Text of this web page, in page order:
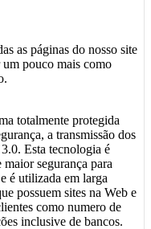
as páginas do nosso site
um pouco mais como
totalmente protegida
a transmissão dos
Esta tecnologia é
segurança para
é utilizada em larga
possuem sites na Web e
como numero de
inclusive de bancos.